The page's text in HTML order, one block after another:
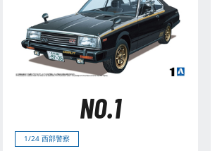
NO.1
1/24 西部警察